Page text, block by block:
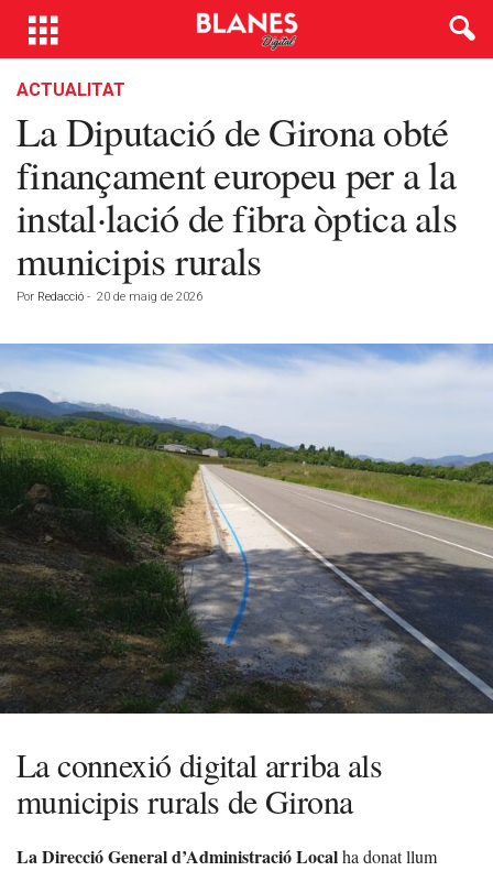
ACTUALITAT
La Diputació de Girona obté
finançament europeu per a la
instal·lació de fibra òptica als
municipis rurals
Por Redacció - 20 de maig de 2026
La connexió digital arriba als
municipis rurals de Girona
La Direcció General d’Administració Localha donat llum